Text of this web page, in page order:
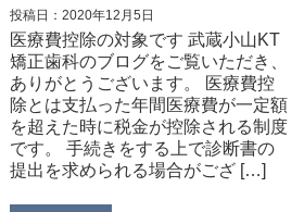
投稿日：2020年12月5日
医療費控除の対象です 武蔵小山KT
矯正歯科のブログをご覧いただき、
ありがとうございます。 医療費控
除とは支払った年間医療費が一定額
を超えた時に税金が控除される制度
です。 手続きをする上で診断書の
提出を求められる場合がござ […]